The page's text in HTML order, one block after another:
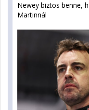
Newey biztos benne,
Martinnál